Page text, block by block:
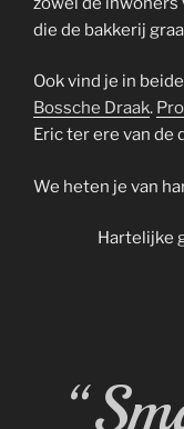
die de bakkerij
Ook vind je in
Bossche Draak.
Eric ter ere van
We heten je van
Hartelijke